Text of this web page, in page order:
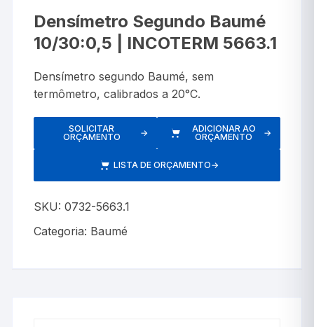
Densímetro Segundo Baumé
10/30:0,5 | INCOTERM 5663.1
Densímetro segundo Baumé, sem
termômetro, calibrados a 20°C.
SOLICITAR
ORÇAMENTO
→
ADICIONAR AO
ORÇAMENTO
→
LISTA DE ORÇAMENTO→
SKU:0732-5663.1
Categoria: Baumé